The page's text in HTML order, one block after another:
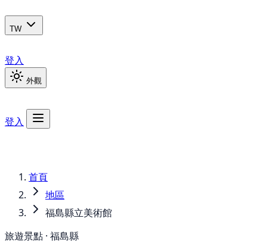
TW
登入
外觀
登入
首頁
地區
福島縣立美術館
旅遊景點 · 福島縣